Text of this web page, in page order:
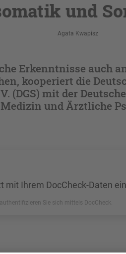
und
Agata Kwapisz
Erkenntnisse auch
kooperiert die
(DGS) mit der
und Ärztliche
mit Ihrem DocCheck-Daten
Sie sich mittels DocCheck.